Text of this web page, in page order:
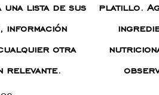
lista de sus
información
otra
relevante.
platillo.